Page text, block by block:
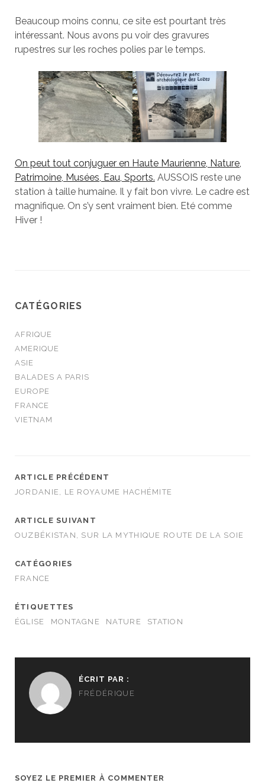
Maurienne
Vanoise
Beaucoup moins connu, ce site est pourtant très
intéressant. Nous avons pu voir des gravures
rupestres sur les roches polies par le temps.
On peut tout conjuguer en Haute Maurienne, Nature,
Patrimoine, Musées, Eau, Sports. AUSSOIS reste une
station à taille humaine. Il y fait bon vivre. Le cadre est
magnifique. On s’y sent vraiment bien. Eté comme
Hiver !
CATÉGORIES
AFRIQUE
AMERIQUE
ASIE
BALADES A PARIS
EUROPE
FRANCE
VIETNAM
ARTICLE PRÉCÉDENT
JORDANIE, LE ROYAUME HACHÉMITE
ARTICLE SUIVANT
OUZBÉKISTAN, SUR LA MYTHIQUE ROUTE DE LA SOIE
CATÉGORIES
FRANCE
ÉTIQUETTES
ÉGLISE
MONTAGNE NATURE STATION
ÉCRIT PAR :
FRÉDÉRIQUE
SOYEZ LE PREMIER À COMMENTER